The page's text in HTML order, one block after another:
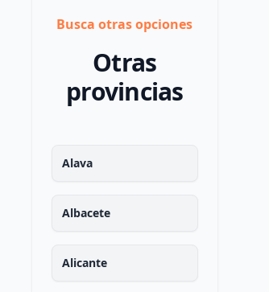
Busca otras opciones
Otras
provincias
Alava
Albacete
Alicante